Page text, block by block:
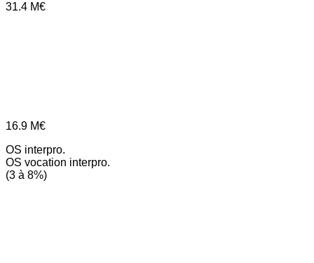
31.4 M€
16.9 M€
OS interpro.
OS vocation interpro.
(3 à 8%)